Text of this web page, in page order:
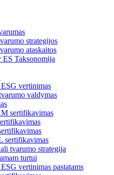
strategijos
ataskaitos
ES Taksonomija
ESG vertinimas
valdymas
sertifikavimas
sertifikavimas
tvarumo strategija
turtui
vertinimas pastatams